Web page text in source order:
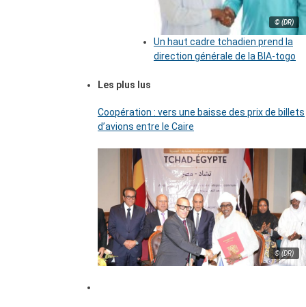
© (DR)
Un haut cadre tchadien prend la
direction générale de la BIA-togo
Les plus lus
Coopération : vers une baisse des prix de billets
d’avions entre le Caire
© (DR)